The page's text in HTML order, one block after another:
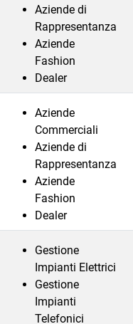
Aziende di
Rappresentanza
Aziende
Fashion
Dealer
Aziende
Commerciali
Aziende di
Rappresentanza
Aziende
Fashion
Dealer
Gestione
Impianti Elettrici
Gestione
Impianti
Telefonici